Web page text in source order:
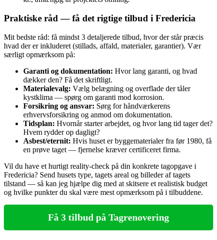
Praktiske råd — få det rigtige tilbud i Fredericia
Mit bedste råd: få mindst 3 detaljerede tilbud, hvor der står præcis
hvad der er inkluderet (stillads, affald, materialer, garantier). Vær
særligt opmærksom på:
Garanti og dokumentation: Hvor lang garanti, og hvad
dækker den? Få det skriftligt.
Materialevalg: Vælg belægning og overflade der tåler
kystklima — spørg om garanti mod korrosion.
Forsikring og ansvar: Sørg for håndværkerens
erhvervsforsikring og anmod om dokumentation.
Tidsplan: Hvornår starter arbejdet, og hvor lang tid tager det?
Hvem rydder op dagligt?
Asbest/eternit: Hvis huset er byggematerialer fra før 1980, få
en prøve taget — fjernelse kræver certificeret firma.
Vil du have et hurtigt reality‑check på din konkrete tagopgave i
Fredericia? Send husets type, tagets areal og billeder af tagets
tilstand — så kan jeg hjælpe dig med at skitsere et realistisk budget
og hvilke punkter du skal være mest opmærksom på i tilbuddene.
Få 3 tilbud på Tagrenovering